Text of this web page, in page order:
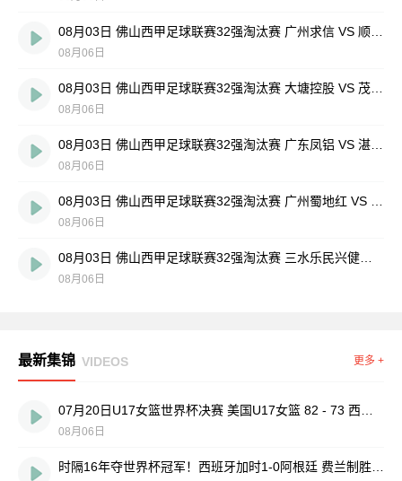
08月06日
08月06日
08月06日
08月06日
08月06日
最新集锦 VIDEOS 更多 +
08月06日